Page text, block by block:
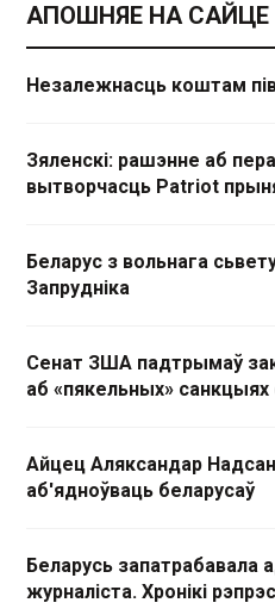
АПОШНЯЕ НА САЙЦЕ
Незалежнасць коштам
Зяленскі: рашэнне аб
вытворчасць Patriot
Беларус з вольнага
Запрудніка
Сенат ЗША падтрымаў
аб «пякельных»
Айцец Аляксандар
аб'ядноўваць беларусаў
Беларусь
журналіста. Хронікі